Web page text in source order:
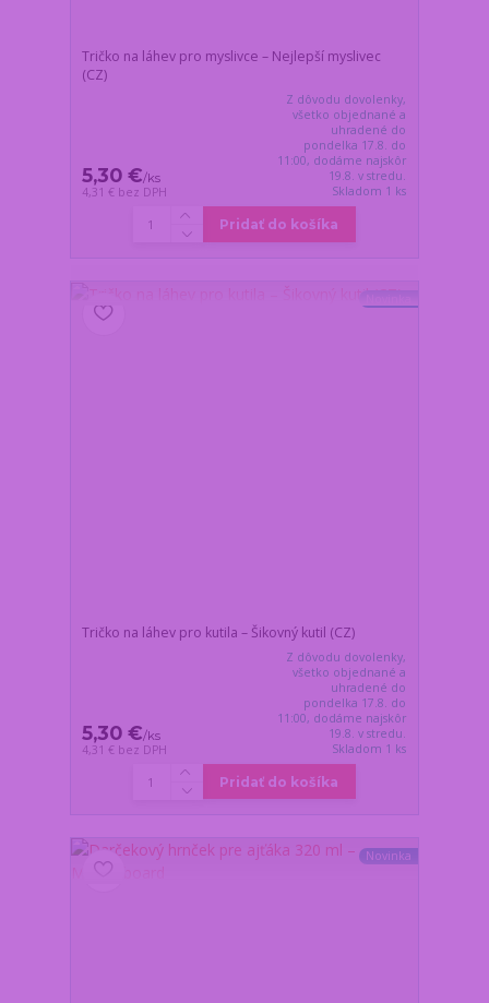
Tričko na láhev pro myslivce – Nejlepší myslivec
(CZ)
5,30 €/ks
4,31 € bez DPH
Z dôvodu dovolenky,
všetko objednané a
uhradené do
pondelka 17.8. do
11:00, dodáme najskôr
19.8. v stredu.
Skladom 1 ks
Pridať do košíka
Tričko na láhev pro kutila – Šikovný kutil (CZ)
5,30 €/ks
4,31 € bez DPH
Z dôvodu dovolenky,
všetko objednané a
uhradené do
pondelka 17.8. do
11:00, dodáme najskôr
19.8. v stredu.
Skladom 1 ks
Pridať do košíka
Novinka